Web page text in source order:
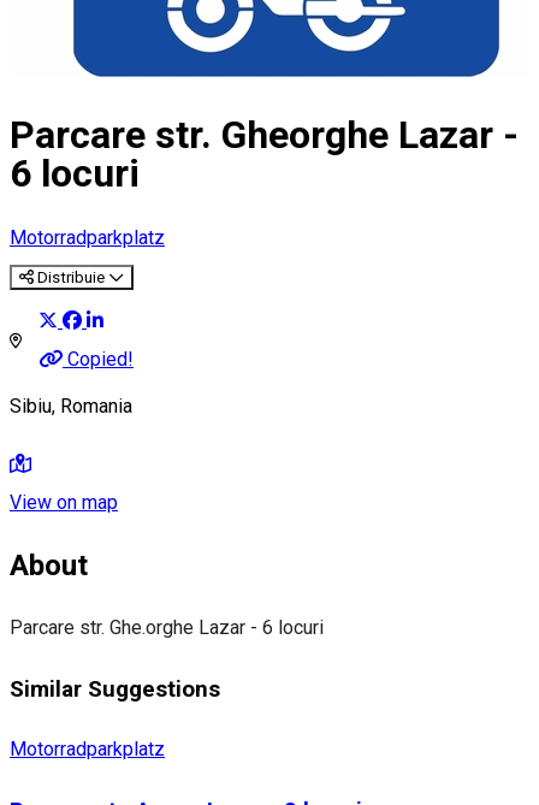
Parcare str. Gheorghe Lazar -
6 locuri
Motorradparkplatz
Distribuie
Copied!
Sibiu, Romania
View on map
About
Parcare str. Ghe.orghe Lazar - 6 locuri
Similar Suggestions
Motorradparkplatz